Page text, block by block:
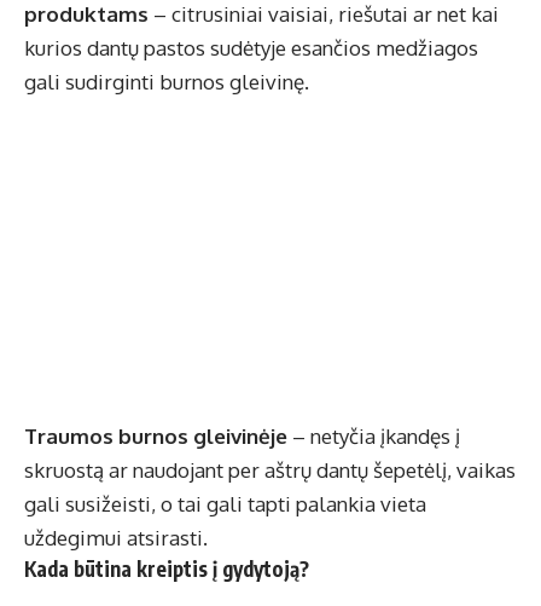
produktams – citrusiniai vaisiai, riešutai ar net kai
kurios dantų pastos sudėtyje esančios medžiagos
gali sudirginti burnos gleivinę.
Traumos burnos gleivinėje – netyčia įkandęs į
skruostą ar naudojant per aštrų dantų šepetėlį, vaikas
gali susižeisti, o tai gali tapti palankia vieta
uždegimui atsirasti.
Kada būtina kreiptis į gydytoją?